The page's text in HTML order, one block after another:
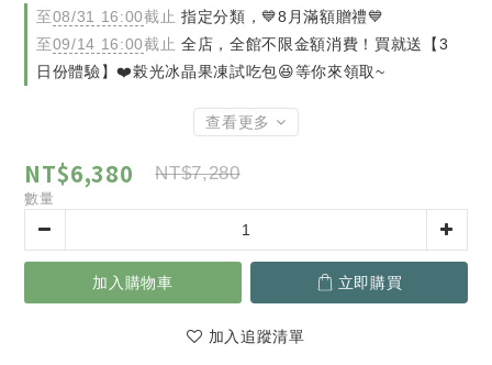
至08/31 16:00截止 指定分類，💙8月滿額贈禮💙
至09/14 16:00截止 全店，全館不限金額消費！買就送【3
日份體驗】❤️榖光冰晶果凍試吃包😆等你來領取~
查看更多
NT$6,380 NT$7,280
數量
加入購物車 立即購買
加入追蹤清單